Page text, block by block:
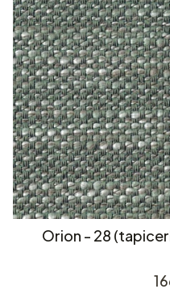
Orion - 28